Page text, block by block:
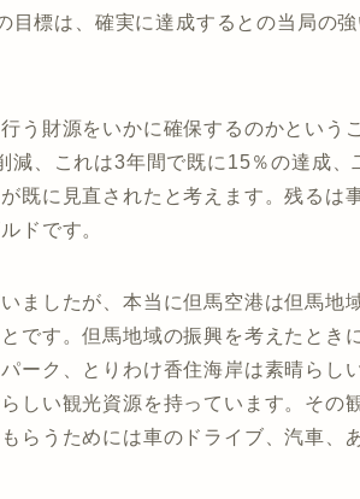
標は、確実に達成するとの当局の
う財源をいかに確保するのかという
、これは3年間で既に15％の達成、
既に見直されたと考えます。残るは
ドです。
ましたが、本当に但馬空港は但馬地
です。但馬地域の振興を考えたとき
ーク、とりわけ香住海岸は素晴らし
しい観光資源を持っています。その
らうためには車のドライブ、汽車、